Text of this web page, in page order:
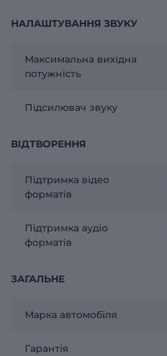
НАЛАШТУВАННЯ ЗВУКУ
Максимальна вихідна
потужність
Підсилювач звуку
ВІДТВОРЕННЯ
Підтримка відео
форматів
Підтримка аудіо
форматів
ЗАГАЛЬНЕ
Марка автомобіля
Гарантія